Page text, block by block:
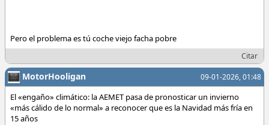
Pero el problema es tú coche viejo facha pobre
Citar
09-01-2026, 01:48
MotorHooligan
El «engaño» climático: la AEMET pasa de pronosticar un invierno
«más cálido de lo normal» a reconocer que es la Navidad más fría en
15 años